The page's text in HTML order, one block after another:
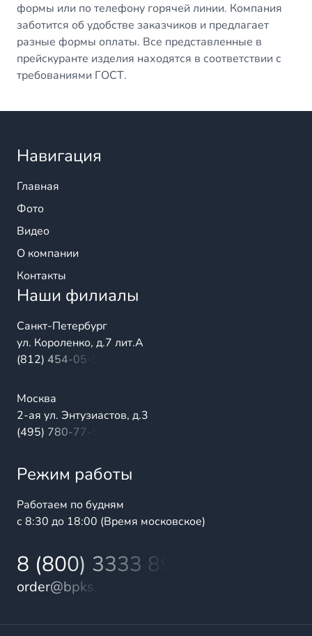
формы или по телефону горячей линии. Компания
заботится об удобстве заказчиков и предлагает
разные формы оплаты. Все представленные в
прейскуранте изделия находятся в соответствии с
требованиями ГОСТ.
Навигация
Главная
Фото
Видео
О компании
Контакты
Наши филиалы
Санкт-Петербург
ул. Короленко, д.7 лит.А
(812) 454-05-54
Москва
2-ая ул. Энтузиастов, д.3
(495) 780-77-98
Режим работы
Работаем по будням
с 8:30 до 18:00 (Время московское)
8 (800) 3333 899
order@bpks.ru